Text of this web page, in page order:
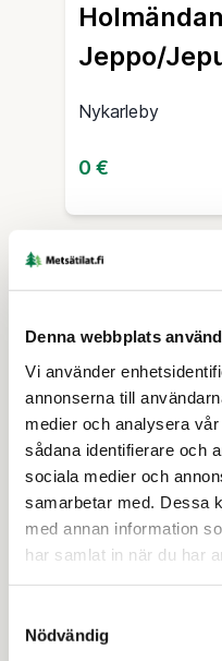
Denna webbplats
Vi använder
annonserna till
medier och analysera
sådana identifierare och
sociala medier och
samarbetar med. Dessa
med annan information
har samlat in när du har
Nödvändig
Jeppo/
Nykarleby
0 €
19 d
SKOGSFASTIGHET
Skaftung
Kristinestad
49 000 €